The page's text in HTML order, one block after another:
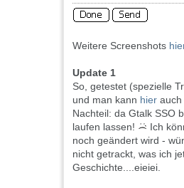
Weitere Screenshots
Update 1
So, getestet (spezielle
und man kann hier auch
Nachteil: da Gtalk SSO
laufen lassen!
Ich
noch geändert wird -
nicht getrackt, was ich
Geschichte....eieiei.